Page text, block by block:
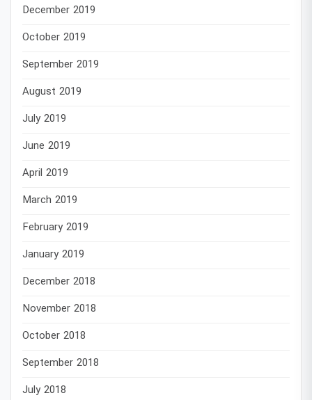
December 2019
October 2019
September 2019
August 2019
July 2019
June 2019
April 2019
March 2019
February 2019
January 2019
December 2018
November 2018
October 2018
September 2018
July 2018